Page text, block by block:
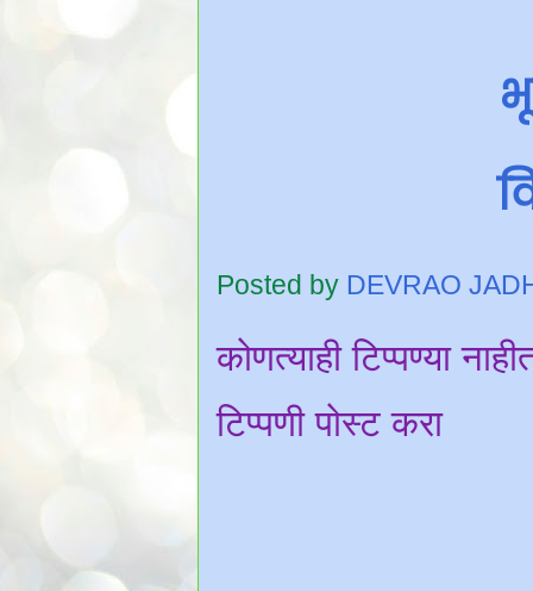
Posted by DEVRAO
कोणत्याही टिप्पण्‍या
टिप्पणी पोस्ट करा